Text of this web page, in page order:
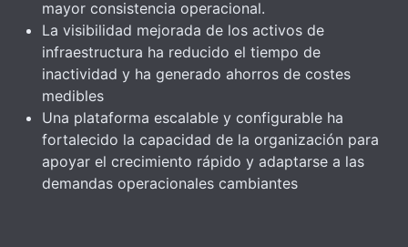
mayor consistencia operacional.
La visibilidad mejorada de los activos de
infraestructura ha reducido el tiempo de
inactividad y ha generado ahorros de costes
medibles
Una plataforma escalable y configurable ha
fortalecido la capacidad de la organización para
apoyar el crecimiento rápido y adaptarse a las
demandas operacionales cambiantes